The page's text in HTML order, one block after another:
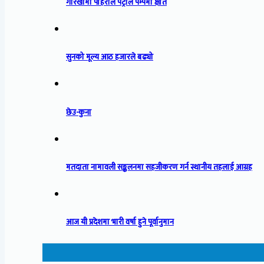
सुनको मूल्य आठ हजारले बढ्यो
छेउ-कुना
मतदाता नामावली सङ्कलनमा सहजीकरण गर्न स्थानीय तहलाई आग्रह
आज यी प्रदेशमा भारी वर्षा हुने पूर्वानुमान